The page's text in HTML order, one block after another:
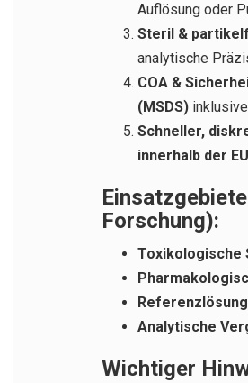
Auflösung oder
Steril &
analytische
COA &
(MSDS)inklusive
Schneller,
innerhalb der EU
Forschung):
Toxikologische
Analytische
Wichtiger